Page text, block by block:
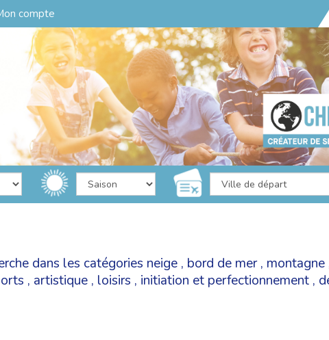
compte
dans les catégories neige , bord de mer, montagne
, artistique , loisirs , initiation et perfectionnement ,